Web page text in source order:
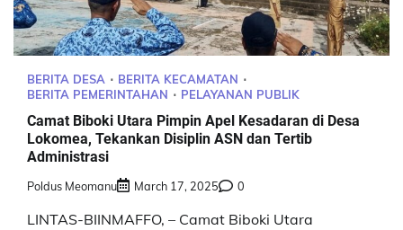
BERITA DESA
BERITA KECAMATAN
BERITA PEMERINTAHAN
PELAYANAN PUBLIK
Camat Biboki Utara Pimpin Apel Kesadaran di Desa
Lokomea, Tekankan Disiplin ASN dan Tertib
Administrasi
Poldus Meomanu March 17, 2025 0
LINTAS-BIINMAFFO, – Camat Biboki Utara